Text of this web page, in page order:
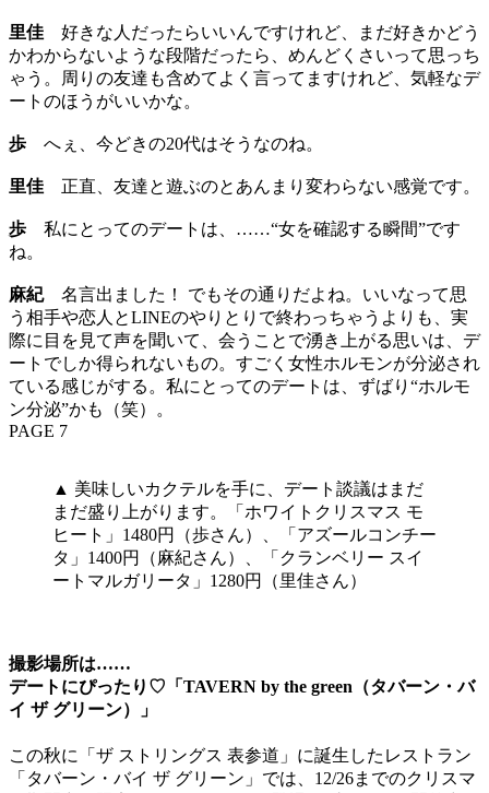
里佳 好きな人だったらいいんですけれど、まだ好きかどう
かわからないような段階だったら、めんどくさいって思っち
ゃう。周りの友達も含めてよく言ってますけれど、気軽なデ
ートのほうがいいかな。
歩 へぇ、今どきの20代はそうなのね。
里佳 正直、友達と遊ぶのとあんまり変わらない感覚です。
歩 私にとってのデートは、……“女を確認する瞬間”です
ね。
麻紀名言出ました！ でもその通りだよね。いいなって思
う相手や恋人とLINEのやりとりで終わっちゃうよりも、実
際に目を見て声を聞いて、会うことで湧き上がる思いは、デ
ートでしか得られないもの。すごく女性ホルモンが分泌され
ている感じがする。私にとってのデートは、ずばり“ホルモ
ン分泌”かも（笑）。
PAGE 7
▲ 美味しいカクテルを手に、デート談議はまだ
まだ盛り上がります。「ホワイトクリスマス モ
ヒート」1480円（歩さん）、「アズールコンチー
タ」1400円（麻紀さん）、「クランベリー スイ
ートマルガリータ」1280円（里佳さん）
撮影場所は……
デートにぴったり♡「TAVERN by the green（タバーン・バ
イ ザ グリーン）」
この秋に「ザ ストリングス 表参道」に誕生したレストラン
「タバーン・バイ ザ グリーン」では、12/26までのクリスマ